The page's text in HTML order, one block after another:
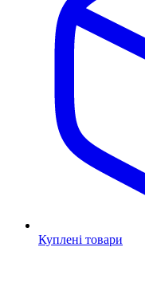
Куплені товари